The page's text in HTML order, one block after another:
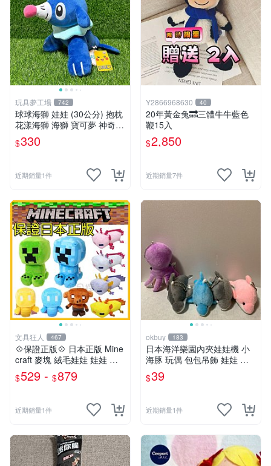
玩具夢工場 742
球球海獅 娃娃 (30公分) 抱枕
花漾海獅 海獅 寶可夢 神奇寶
貝
$330
近期銷量1件
Y2866968630 40
20年黃金兔🔜三體牛牛藍色
鞭15入
$2,850
近期銷量7件
文具狂人 467
💠保證正版💠 日本正版 Mine
craft 麥塊 絨毛娃娃 娃娃 玩
偶 公仔 苦力怕 終界使者 六
角恐龍 👉 全日控
$529 - $879
近期銷量1件
okbuy 183
日本海洋樂園內夾娃娃機 小
海豚 玩偶 包包吊飾 娃娃 玩
具 床伴 粉紅色 紫色 藍色 灰
色 全新台北現貨
$39
近期銷量1件